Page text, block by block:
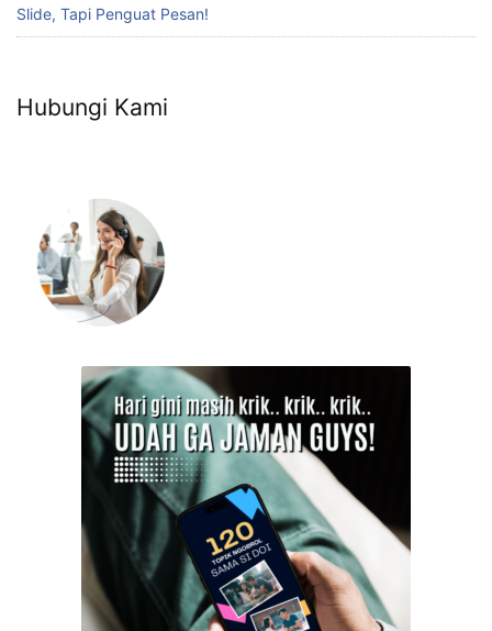
Slide, Tapi Penguat Pesan!
Hubungi Kami